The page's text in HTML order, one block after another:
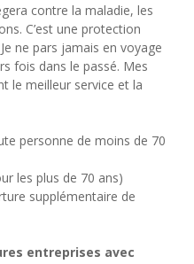
contre la maladie, les
C’est une protection
ne pars jamais en voyage
fois dans le passé. Mes
le meilleur service et la
personne de moins de 70
les plus de 70 ans)
supplémentaire de
entreprises avec